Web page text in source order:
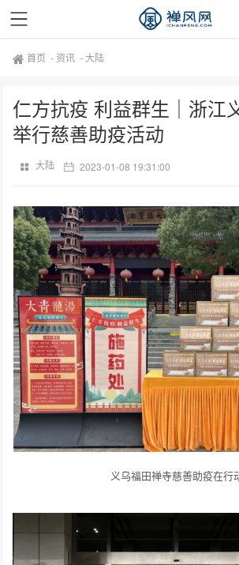
首页 - 资讯 -大陆
仁方抗疫 利益群生｜浙江
举行慈善助疫活动
大陆 2023-01-08 19:31:00
义乌福田禅寺慈善助疫在行